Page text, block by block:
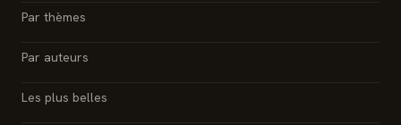
Par thèmes
Par auteurs
Les plus belles